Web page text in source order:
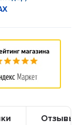
Отзывы